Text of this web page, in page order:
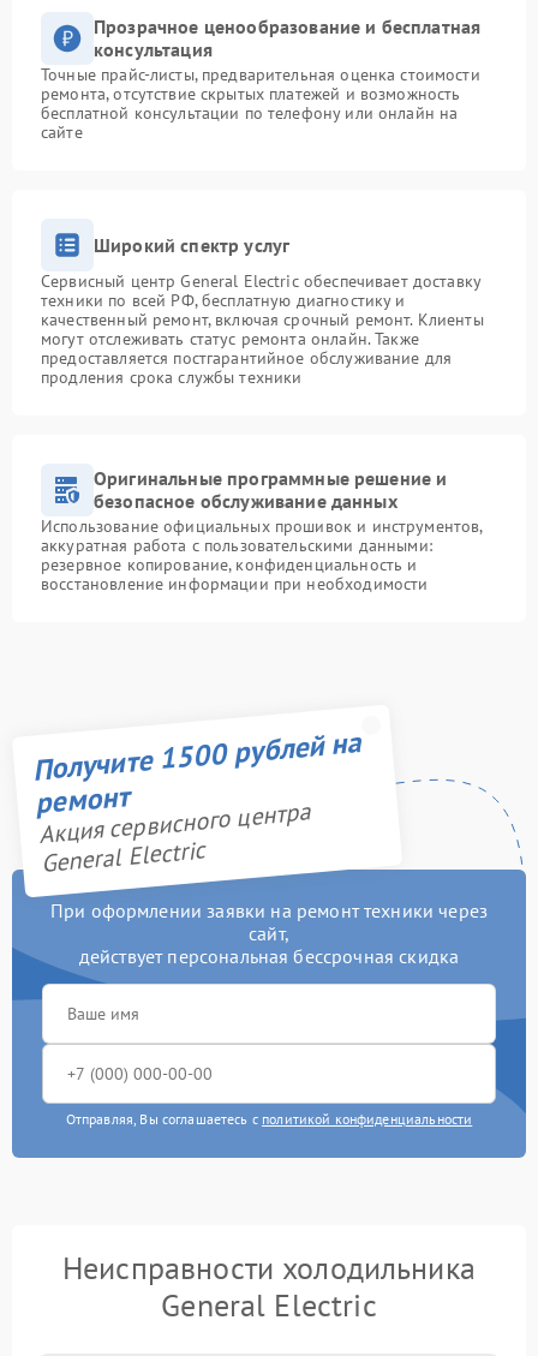
Прозрачное ценообразование и бесплатная
консультация
Точные прайс-листы, предварительная оценка стоимости
ремонта, отсутствие скрытых платежей и возможность
бесплатной консультации по телефону или онлайн на
сайте
Широкий спектр услуг
Сервисный центр General Electric обеспечивает доставку
техники по всей РФ, бесплатную диагностику и
качественный ремонт, включая срочный ремонт. Клиенты
могут отслеживать статус ремонта онлайн. Также
предоставляется постгарантийное обслуживание для
продления срока службы техники
Оригинальные программные решение и
безопасное обслуживание данных
Использование официальных прошивок и инструментов,
аккуратная работа с пользовательскими данными:
резервное копирование, конфиденциальность и
восстановление информации при необходимости
Получите 1500 рублей на
ремонт
Акция сервисного центра
General Electric
При оформлении заявки на ремонт техники через
сайт,
действует персональная бессрочная скидка
Отправляя, Вы соглашаетесь с политикой конфиденциальности
Неисправности холодильника
General Electric